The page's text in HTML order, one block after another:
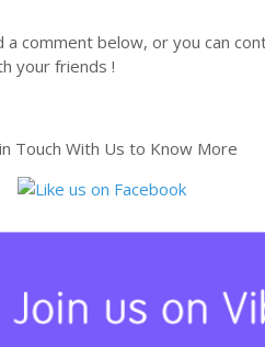
comment below, or you can
your friends !
Touch With Us to Know More